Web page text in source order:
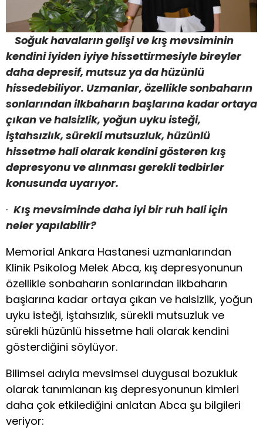
Soğuk havaların gelişi ve kış mevsiminin
kendini iyiden iyiye hissettirmesiyle bireyler
daha depresif, mutsuz ya da hüzünlü
hissedebiliyor. Uzmanlar, özellikle sonbaharın
sonlarından ilkbaharın başlarına kadar ortaya
çıkan ve halsizlik, yoğun uyku isteği,
iştahsızlık, sürekli mutsuzluk, hüzünlü
hissetme hali olarak kendini gösteren kış
depresyonu ve alınması gerekli tedbirler
konusunda uyarıyor.
· Kış mevsiminde daha iyi bir ruh hali için
neler yapılabilir?
Memorial Ankara Hastanesi uzmanlarından
Klinik Psikolog Melek Abca, kış depresyonunun
özellikle sonbaharın sonlarından ilkbaharın
başlarına kadar ortaya çıkan ve halsizlik, yoğun
uyku isteği, iştahsızlık, sürekli mutsuzluk ve
sürekli hüzünlü hissetme hali olarak kendini
gösterdiğini söylüyor.
Bilimsel adıyla mevsimsel duygusal bozukluk
olarak tanımlanan kış depresyonunun kimleri
daha çok etkilediğini anlatan Abca şu bilgileri
veriyor: